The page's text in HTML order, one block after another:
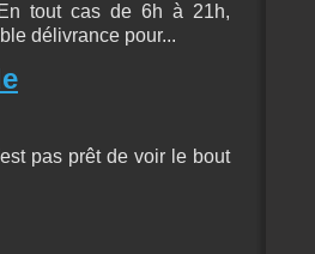
tout cas de 6h à 21h,
délivrance pour...
pas prêt de voir le bout